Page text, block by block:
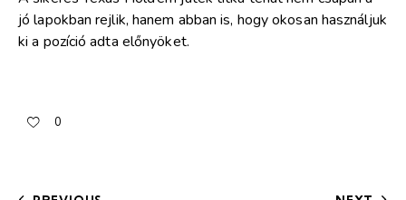
jó lapokban rejlik, hanem abban is, hogy okosan használjuk
ki a pozíció adta előnyöket.
0